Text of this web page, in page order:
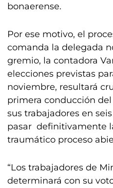
bonaerense.
Por ese motivo, el
comanda la delegada
gremio, la contadora
elecciones previstas
noviembre, resultará
primera conducción
sus trabajadores en
pasar definitivamente
traumático proceso
“Los trabajadores de
determinará con su